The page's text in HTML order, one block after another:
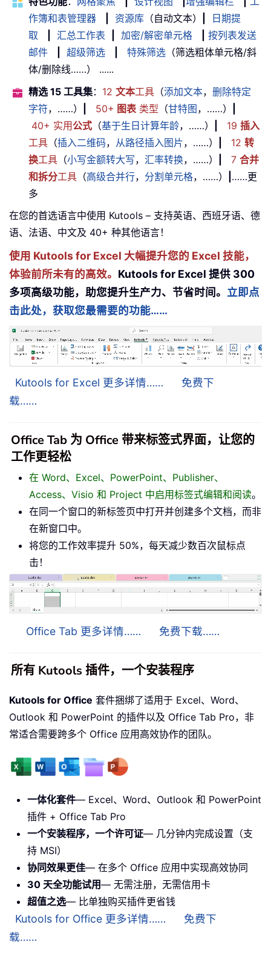
作簿和表管理器
资源库 （自动文本）
日期提
取
汇总工作表 加密/解密单元格
按列表发送
邮件
超级筛选 特殊筛选 （筛选粗体单元格/斜
体/删除线……） ......
精选 15 工具集： 12 文本工具 （添加文本， 删除特定
字符，……） 50+ 图表类型 （甘特图 ，……）
40+ 实用公式 （基于生日计算年龄，……） 19 插入
工具 （插入二维码， 从路径插入图片，……） 12 转
换工具 （小写金额转大写， 汇率转换，……） 7 合并
和拆分工具 （高级合并行， 分割单元格，……）
……更
多
在您的首选语言中使用 Kutools – 支持英语、西班牙语、德
语、法语、中文及 40+ 种其他语言！
使用 Kutools for Excel 大幅提升您的 Excel 技能，
体验前所未有的高效。 Kutools for Excel 提供 300
多项高级功能，助您提升生产力、节省时间。 立即点
击此处，获取您最需要的功能……
Kutools for Excel 更多详情……
免费下
载……
Office Tab 为 Office 带来标签式界面，让您的
工作更轻松
在 Word、Excel、PowerPoint、Publisher、
Access、Visio 和 Project 中启用标签式编辑和阅读。
在同一个窗口的新标签页中打开并创建多个文档，而非
在新窗口中。
将您的工作效率提升 50%，每天减少数百次鼠标点
击！
Office Tab 更多详情…… 免费下载……
所有 Kutools 插件，一个安装程序
Kutools for Office 套件捆绑了适用于 Excel、Word、
Outlook 和 PowerPoint 的插件以及 Office Tab Pro，非
常适合需要跨多个 Office 应用高效协作的团队。
一体化套件— Excel、Word、Outlook 和 PowerPoint
插件 + Office Tab Pro
一个安装程序，一个许可证— 几分钟内完成设置（支
持 MSI）
协同效果更佳— 在多个 Office 应用中实现高效协同
30 天全功能试用— 无需注册，无需信用卡
超值之选— 比单独购买插件更省钱
Kutools for Office 更多详情……
免费下
载……